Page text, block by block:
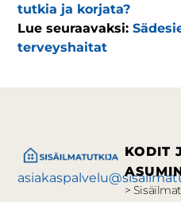
tutkia ja korjata?
Lue seuraavaksi:
terveyshaitat
KODIT
>